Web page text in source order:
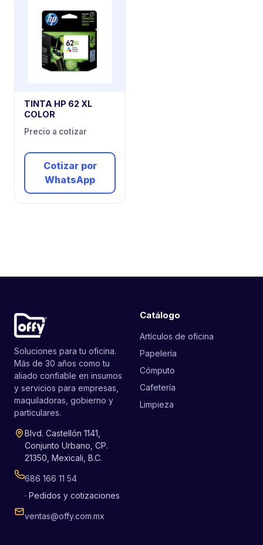
TINTA HP 62 XL
COLOR
Precio a cotizar
Cotizar por
WhatsApp
Soluciones para tu oficina.
Más de 30 años como tu
aliado confiable en insumos
y servicios para empresas,
maquiladoras, gobierno y
particulares.
Blvd. Castellón 1141,
Conjunto Urbano, CP.
21350, Mexicali, B.C.
686 166 11 54
· Pedidos y cotizaciones
ventas@offy.com.mx
Catálogo
Artículos de oficina
Papelería
Cómputo
Cafetería
Limpieza